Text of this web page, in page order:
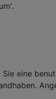
eine